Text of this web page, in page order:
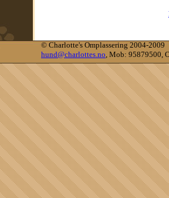
© Charlotte's Omplassering 2004-2009
hund@charlottes.no, Mob: 95879500,